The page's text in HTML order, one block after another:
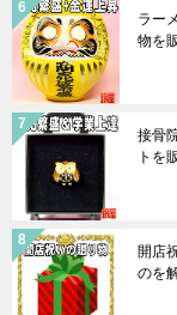
ラー
物を
接骨
トを
開店
のを